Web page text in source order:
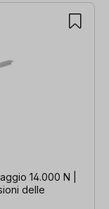
14.000 N |
delle